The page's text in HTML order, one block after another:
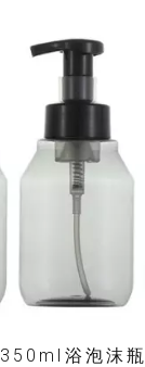
350ml浴泡沫瓶